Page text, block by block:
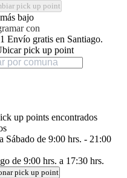
pick up point
bajo
con
Envío gratis en Santiago.
pick up point
up points encontrados
Sábado de 9:00 hrs. - 21:00
de 9:00 hrs. a 17:30 hrs.
pick up point